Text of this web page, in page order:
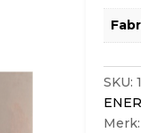
SKU:
Merk: